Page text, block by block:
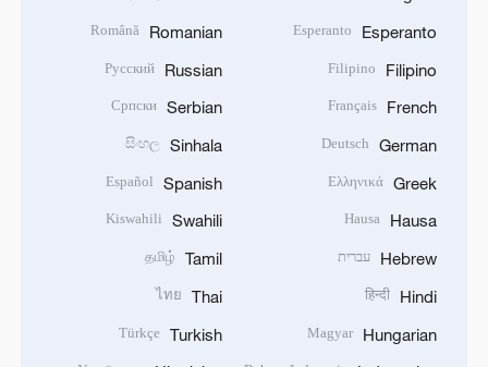
Esperanto
Esperanto
Filipino
Filipino
French
Français
German
Deutsch
Greek
Ελληνικά
Hausa
Hausa
Hebrew עברית
Hindi
हिन्दी
Hungarian
Magyar
Romanian
Română
Russian
Русский
Serbian
Српски
Sinhala
සිංහල
Spanish
Español
Swahili
Kiswahili
Tamil
தமிழ்
Thai
ไทย
Turkish
Türkçe